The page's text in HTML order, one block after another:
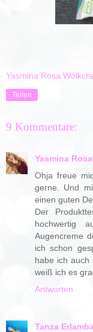
Yasmina Rosa
Teilen
9 Kommentare:
Yasmina
Ohja freue
gerne. Und
einen guten
Der
hochwertig
Augencreme
ich schon
habe ich auch
weiß ich es
Antworten
Tanza